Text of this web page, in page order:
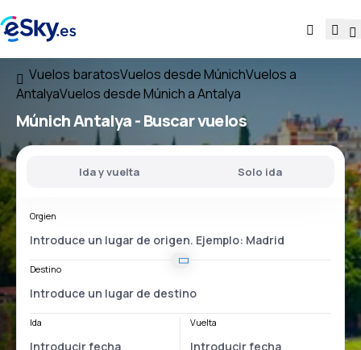
Vuelos baratosVuelos desde MúnichVuelos a
AntalyaVuelos desde Múnich a Antalya
Múnich Antalya- Buscar vuelos
Ida y vuelta Solo ida
Orgien
Destino
Ida Vuelta